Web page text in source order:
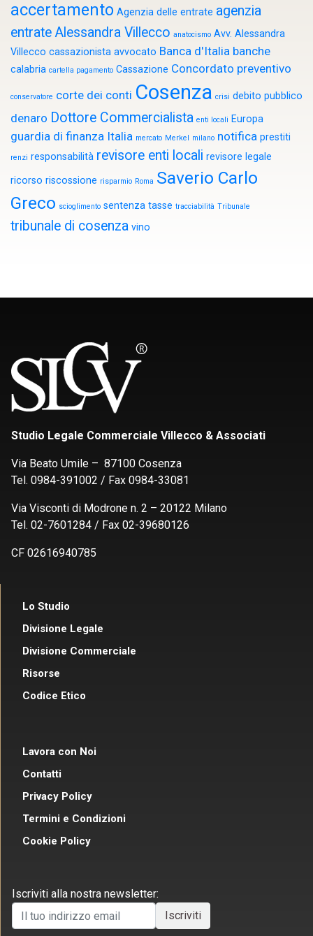
accertamento Agenzia delle entrate agenzia
entrateAlessandra Villecco anatocismo Avv. Alessandra
Villecco cassazionista avvocato Banca d'Italia banche
calabria cartella pagamento Cassazione Concordato preventivo
conservatore corte dei conti Cosenza crisi debito pubblico
denaro Dottore Commercialista enti locali Europa
guardia di finanza Italia mercato Merkel milano notifica prestiti
renzi responsabilità revisore enti locali revisore legale
ricorso riscossione risparmio Roma Saverio Carlo
Greco scioglimento sentenza tasse tracciabilità Tribunale
tribunale di cosenza vino
Studio Legale Commerciale Villecco & Associati
Via Beato Umile – 87100 Cosenza
Tel. 0984-391002 / Fax 0984-33081
Via Visconti di Modrone n. 2 – 20122 Milano
Tel. 02-7601284 / Fax 02-39680126
CF 02616940785
Lo Studio
Divisione Legale
Divisione Commerciale
Risorse
Codice Etico
Lavora con Noi
Contatti
Privacy Policy
Termini e Condizioni
Cookie Policy
Iscriviti alla nostra newsletter: